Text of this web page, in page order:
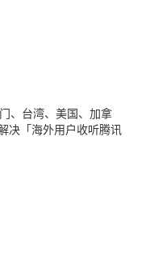
、台湾、美国、加拿
决「海外用户收听腾讯